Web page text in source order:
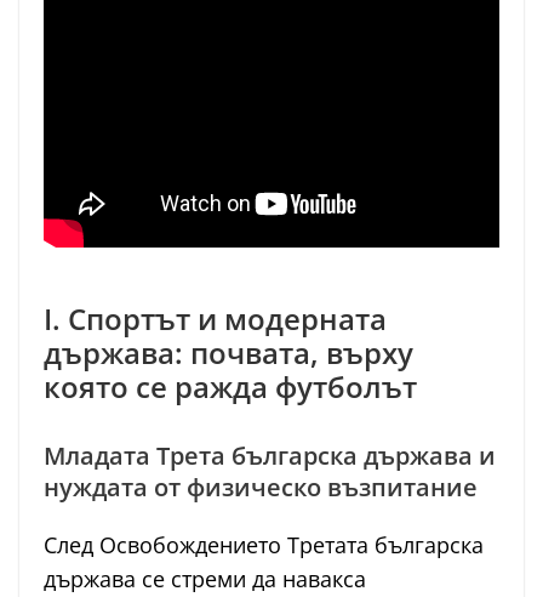
I. Спортът и модерната
държава: почвата, върху
която се ражда футболът
Младата Трета българска държава и
нуждата от физическо възпитание
След Освобождението Третата българска
държава се стреми да навакса